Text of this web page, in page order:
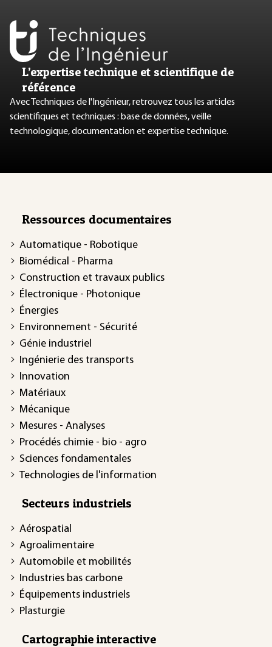
L’expertise technique et scientifique de
référence
Avec Techniques de l'Ingénieur, retrouvez tous les articles
scientifiques et techniques : base de données, veille
technologique, documentation et expertise technique.
Ressources documentaires
Automatique - Robotique
Biomédical - Pharma
Construction et travaux publics
Électronique - Photonique
Énergies
Environnement - Sécurité
Génie industriel
Ingénierie des transports
Innovation
Matériaux
Mécanique
Mesures - Analyses
Procédés chimie - bio - agro
Sciences fondamentales
Technologies de l'information
Secteurs industriels
Aérospatial
Agroalimentaire
Automobile et mobilités
Industries bas carbone
Équipements industriels
Plasturgie
Cartographie interactive